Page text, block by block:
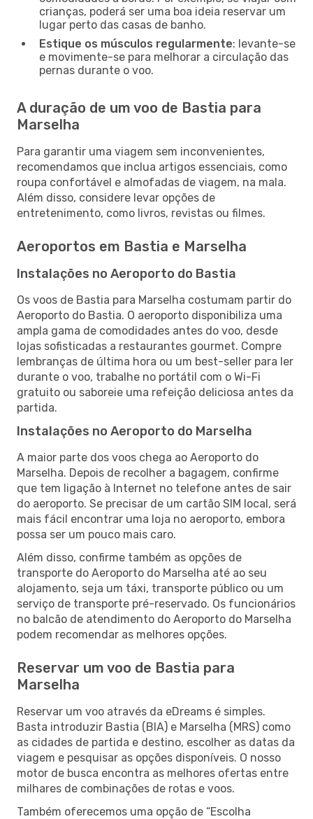
crianças, poderá ser uma boa ideia reservar um
lugar perto das casas de banho.
Estique os músculos regularmente: levante-se
e movimente-se para melhorar a circulação das
pernas durante o voo.
A duração de um voo de Bastia para
Marselha
Para garantir uma viagem sem inconvenientes,
recomendamos que inclua artigos essenciais, como
roupa confortável e almofadas de viagem, na mala.
Além disso, considere levar opções de
entretenimento, como livros, revistas ou filmes.
Aeroportos em Bastia e Marselha
Instalações no Aeroporto do Bastia
Os voos de Bastia para Marselha costumam partir do
Aeroporto do Bastia. O aeroporto disponibiliza uma
ampla gama de comodidades antes do voo, desde
lojas sofisticadas a restaurantes gourmet. Compre
lembranças de última hora ou um best-seller para ler
durante o voo, trabalhe no portátil com o Wi-Fi
gratuito ou saboreie uma refeição deliciosa antes da
partida.
Instalações no Aeroporto do Marselha
A maior parte dos voos chega ao Aeroporto do
Marselha. Depois de recolher a bagagem, confirme
que tem ligação à Internet no telefone antes de sair
do aeroporto. Se precisar de um cartão SIM local, será
mais fácil encontrar uma loja no aeroporto, embora
possa ser um pouco mais caro.
Além disso, confirme também as opções de
transporte do Aeroporto do Marselha até ao seu
alojamento, seja um táxi, transporte público ou um
serviço de transporte pré-reservado. Os funcionários
no balcão de atendimento do Aeroporto do Marselha
podem recomendar as melhores opções.
Reservar um voo de Bastia para
Marselha
Reservar um voo através da eDreams é simples.
Basta introduzir Bastia (BIA) e Marselha (MRS) como
as cidades de partida e destino, escolher as datas da
viagem e pesquisar as opções disponíveis. O nosso
motor de busca encontra as melhores ofertas entre
milhares de combinações de rotas e voos.
Também oferecemos uma opção de “Escolha